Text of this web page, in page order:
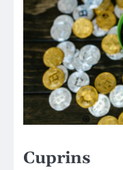
Cuprins